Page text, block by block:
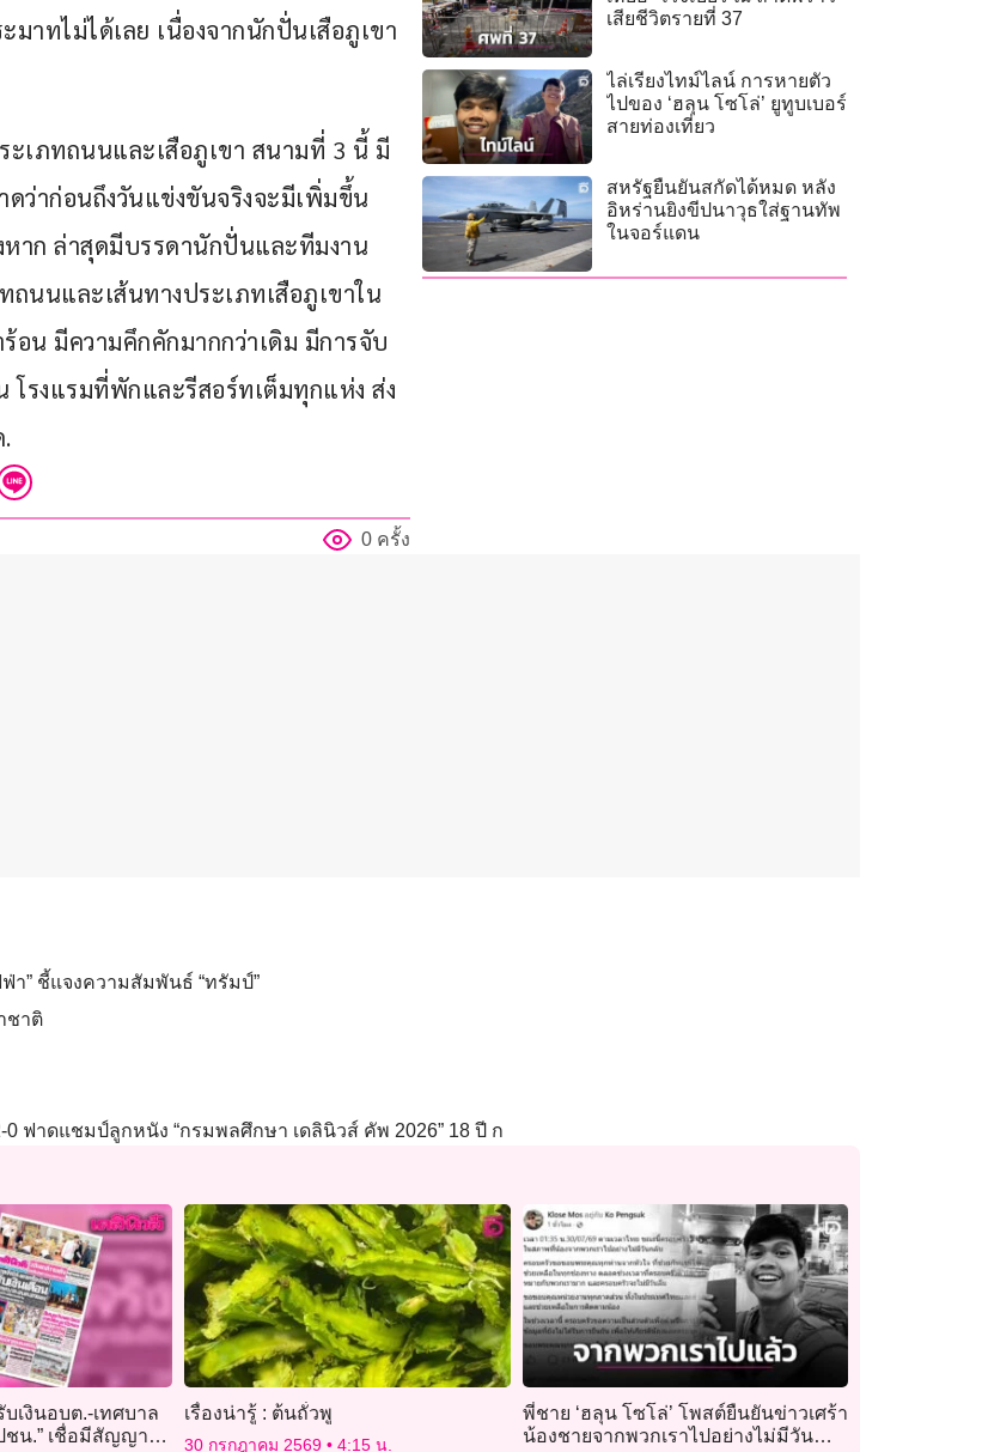
าทไม่ได้เลย เนื่องจากนักปั่นเสือภูเขา
เภทถนนและเสือภูเขา สนามที่ 3 นี้ มี
ว่าก่อนถึงวันแข่งขันจริงจะมีเพิ่มขึ้น
หาก ล่าสุดมีบรรดานักปั่นและทีมงาน
ถนนและเส้นทางประเภทเสือภูเขาใน
อน มีความคึกคักมากกว่าเดิม มีการจับ
รงแรมที่พักและรีสอร์ทเต็มทุกแห่ง ส่ง
0 ครั้ง
เสียชีวิตรายที่ 37
ไล่เรียงไทม์ไลน์ การหายตัว
ไปของ ‘ฮลุน โซโล่’ ยูทูบเบอร์
สายท่องเที่ยว
สหรัฐยืนยันสกัดได้หมด หลัง
อิหร่านยิงขีปนาวุธใส่ฐานทัพ
ในจอร์แดน
า” ชี้แจงความสัมพันธ์ “ทรัมป์”
ชาติ
0 ฟาดแชมป์ลูกหนัง “กรมพลศึกษา เดลินิวส์ คัพ 2026” 18 ปี ก
เงินอบต.-เทศบาล
ชน.” เชื่อมีสัญญาณ
เรื่องน่ารู้ : ต้นถั่วพู
30 กรกฎาคม 2569 4:15 น.
พี่ชาย ‘ฮลุน โซโล่’ โพสต์ยืนยันข่าวเศร้า
น้องชายจากพวกเราไปอย่างไม่มีวัน